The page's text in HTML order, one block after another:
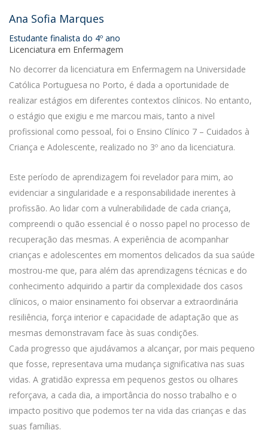
Ana Sofia Marques
Estudante finalista do 4º ano
Licenciatura em Enfermagem
No decorrer da licenciatura em Enfermagem na Universidade
Católica Portuguesa no Porto, é dada a oportunidade de
realizar estágios em diferentes contextos clínicos. No entanto,
o estágio que exigiu e me marcou mais, tanto a nivel
profissional como pessoal, foi o Ensino Clínico 7 – Cuidados à
Criança e Adolescente, realizado no 3º ano da licenciatura.
Este período de aprendizagem foi revelador para mim, ao
evidenciar a singularidade e a responsabilidade inerentes à
profissão. Ao lidar com a vulnerabilidade de cada criança,
compreendi o quão essencial é o nosso papel no processo de
recuperação das mesmas. A experiência de acompanhar
crianças e adolescentes em momentos delicados da sua saúde
mostrou-me que, para além das aprendizagens técnicas e do
conhecimento adquirido a partir da complexidade dos casos
clínicos, o maior ensinamento foi observar a extraordinária
resiliência, força interior e capacidade de adaptação que as
mesmas demonstravam face às suas condições.
Cada progresso que ajudávamos a alcançar, por mais pequeno
que fosse, representava uma mudança significativa nas suas
vidas. A gratidão expressa em pequenos gestos ou olhares
reforçava, a cada dia, a importância do nosso trabalho e o
impacto positivo que podemos ter na vida das crianças e das
suas famílias.